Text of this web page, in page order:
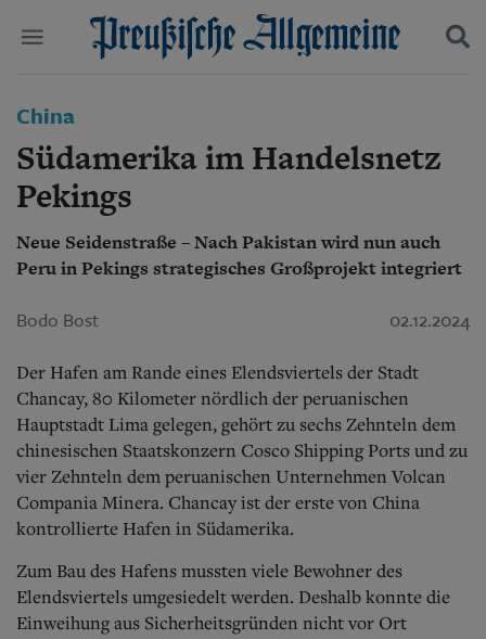
Start
Wer wir sind
Aktuelle Ausgabe
Abonnenten-Login
Abonnent werden
Abo Prämien
Archiv
Mediadaten
Wirtschaft
Leben
Geschichte
Ostpreußen
Danzig und Westpreußen
Bücher
Suchen und finden
China
Südamerika im Handelsnetz
Pekings
Neue Seidenstraße – Nach Pakistan wird nun auch
Peru in Pekings strategisches Großprojekt integriert
Bodo Bost 02.12.2024
Der Hafen am Rande eines Elendsviertels der Stadt
Chancay, 80 Kilometer nördlich der peruanischen
Hauptstadt Lima gelegen, gehört zu sechs Zehnteln dem
chinesischen Staatskonzern Cosco Shipping Ports und zu
vier Zehnteln dem peruanischen Unternehmen Volcan
Compania Minera. Chancay ist der erste von China
kontrollierte Hafen in Südamerika.
Zum Bau des Hafens mussten viele Bewohner des
Elendsviertels umgesiedelt werden. Deshalb konnte die
Einweihung aus Sicherheitsgründen nicht vor Ort